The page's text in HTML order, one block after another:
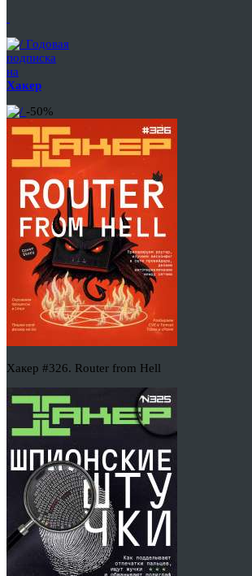
Годовая
подписка
на
Хакер
-50%
Хакер #326. Router from Hell